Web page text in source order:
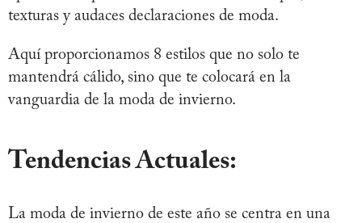
texturas y audaces declaraciones de moda.
Aquí proporcionamos 8 estilos que no solo te
mantendrá cálido, sino que te colocará en la
vanguardia de la moda de invierno.
Tendencias Actuales:
La moda de invierno de este año se centra en una